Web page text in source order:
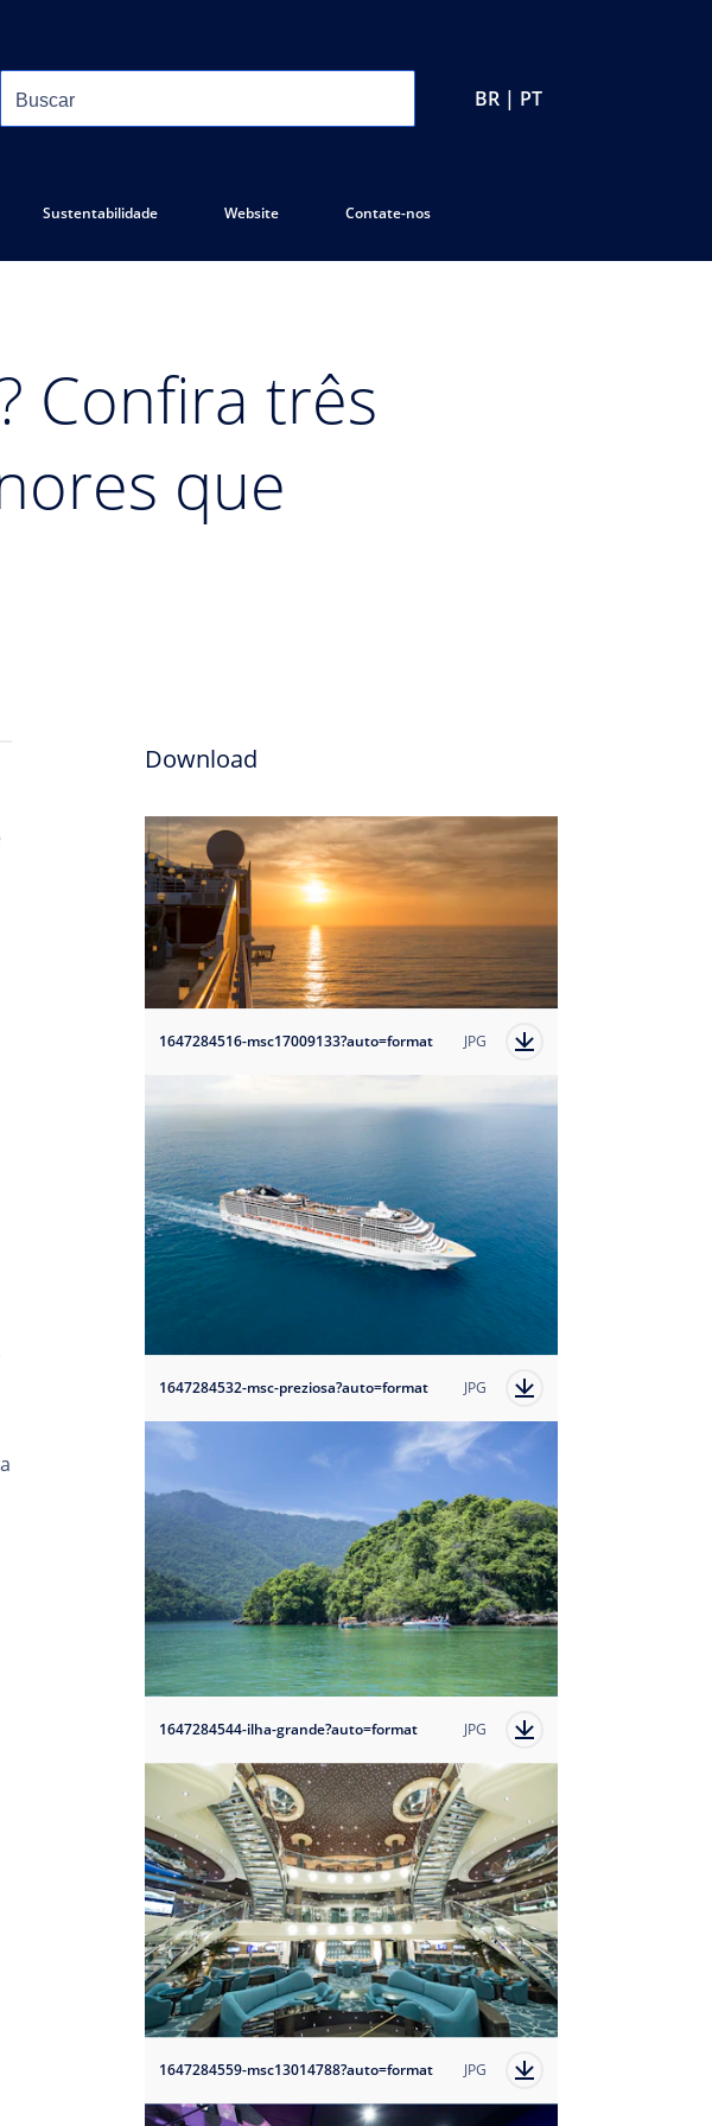
BR | PT
Sustentabilidade Website Contate-nos
Confira três
que
Download
1647284516-msc17009133?auto=format JPG
1647284532-msc-preziosa?auto=format JPG
1647284544-ilha-grande?auto=format JPG
1647284559-msc13014788?auto=format JPG